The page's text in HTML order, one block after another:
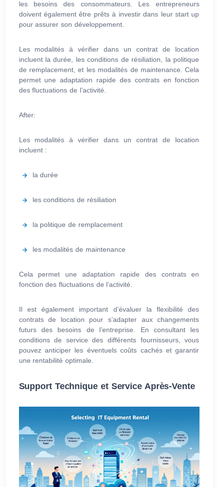
les besoins des consommateurs. Les entrepreneurs
doivent également être prêts à investir dans leur start up
pour assurer son développement.
Les modalités à vérifier dans un contrat de location
incluent la durée, les conditions de résiliation, la politique
de remplacement, et les modalités de maintenance. Cela
permet une adaptation rapide des contrats en fonction
des fluctuations de l’activité.
After:
Les modalités à vérifier dans un contrat de location
incluent :
la durée
les conditions de résiliation
la politique de remplacement
les modalités de maintenance
Cela permet une adaptation rapide des contrats en
fonction des fluctuations de l’activité.
Il est également important d’évaluer la flexibilité des
contrats de location pour s’adapter aux changements
futurs des besoins de l’entreprise. En consultant les
conditions de service des différents fournisseurs, vous
pouvez anticiper les éventuels coûts cachés et garantir
une rentabilité optimale.
Support Technique et Service Après-Vente